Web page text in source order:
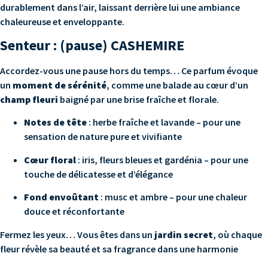
durablement dans l’air, laissant derrière lui une ambiance
chaleureuse et enveloppante.
Senteur : (pause) CASHEMIRE
Accordez-vous une pause hors du temps… Ce parfum évoque
un moment de sérénité, comme une balade au cœur d’un
champ fleuri baigné par une brise fraîche et florale.
Notes de tête : herbe fraîche et lavande – pour une
sensation de nature pure et vivifiante
Cœur floral : iris, fleurs bleues et gardénia – pour une
touche de délicatesse et d’élégance
Fond envoûtant : musc et ambre – pour une chaleur
douce et réconfortante
Fermez les yeux… Vous êtes dans un jardin secret, où chaque
fleur révèle sa beauté et sa fragrance dans une harmonie